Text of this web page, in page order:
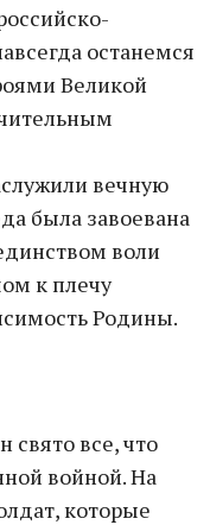
останемся
Великой
вечную
была завоевана
воли
к плечу
Родины.
свято все, что
войной. На
которые